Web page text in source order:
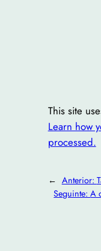
This site
Learn how
processed.
← Anterior:
Seguinte:A